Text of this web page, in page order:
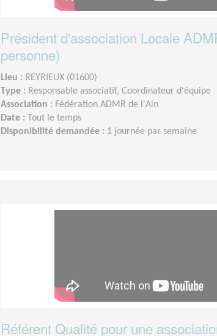
Président d'association Locale
personne)
Lieu : REYRIEUX (01600)
Type : Responsable associatif, Coordinateur d'équipe
Association : Fédération ADMR de l'Ain
Date :
Tout le temps
Disponibilité demandée : 1 journée par semaine
Référent Qualité pour une